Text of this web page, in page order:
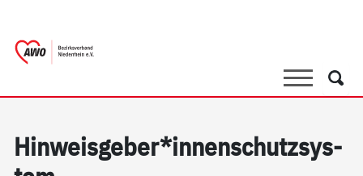
SucheSuche
Hin­weis­ge­ber*in­nen­schutz­sys­